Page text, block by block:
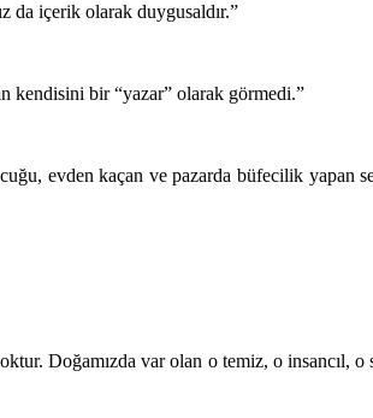
da içerik olarak duygusaldır.”
kendisini bir “yazar” olarak görmedi.”
evden kaçan ve pazarda büfecilik yapan
Doğamızda var olan o temiz, o insancıl,